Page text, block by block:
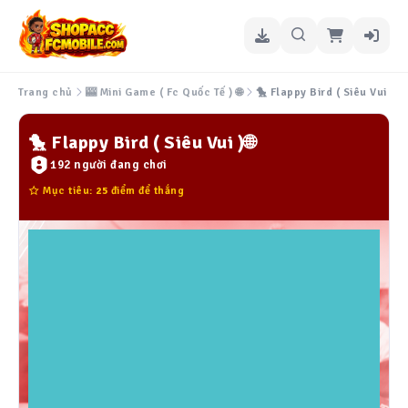
Trang chủ 🎰 Mini Game ( Fc Quốc Tế ) 🌐 🐤 Flappy Bird ( Siêu Vui )🌐
🐤 Flappy Bird ( Siêu Vui )🌐
192 người đang chơi
Mục tiêu: 25 điểm để thắng